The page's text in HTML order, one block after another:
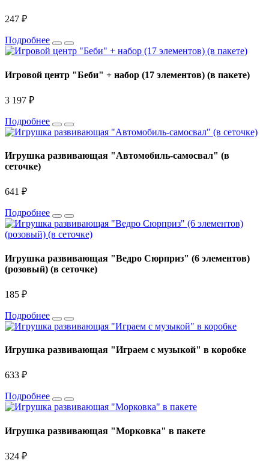
247 ₽
Подробнее
Игровой центр "Беби" + набор (17 элементов) (в пакете)
3 197 ₽
Подробнее
Игрушка развивающая "Автомобиль-самосвал" (в
сеточке)
641 ₽
Подробнее
Игрушка развивающая "Ведро Сюрприз" (6 элементов)
(розовый) (в сеточке)
185 ₽
Подробнее
Игрушка развивающая "Играем с музыкой" в коробке
633 ₽
Подробнее
Игрушка развивающая "Морковка" в пакете
324 ₽